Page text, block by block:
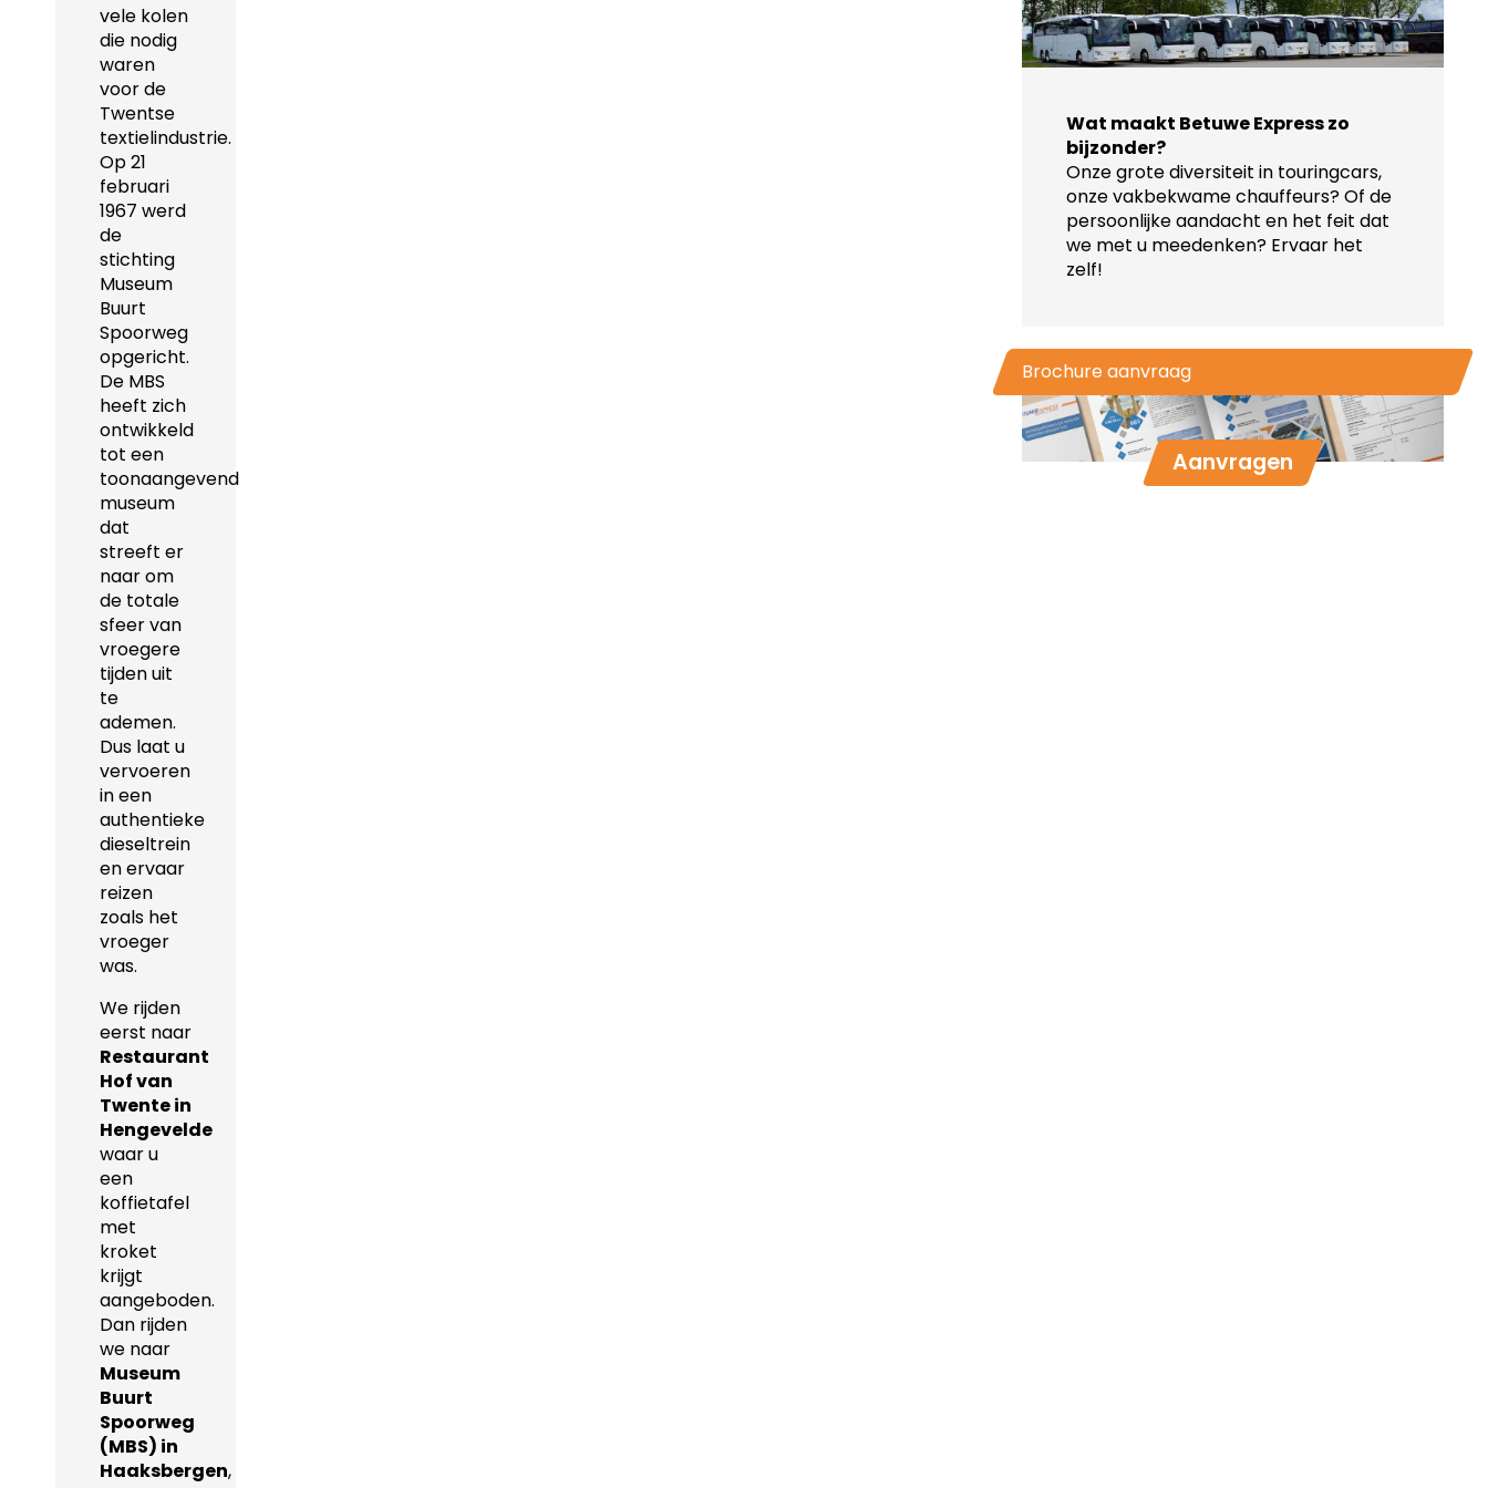
vele kolen
die nodig
waren
voor de
Twentse
textielindustrie.
Op 21
februari
1967 werd
de
stichting
Museum
Buurt
Spoorweg
opgericht.
De MBS
heeft zich
ontwikkeld
tot een
toonaangevend
museum
dat
streeft er
naar om
de totale
sfeer van
vroegere
tijden uit
te
ademen.
Dus laat u
vervoeren
in een
authentieke
dieseltrein
en ervaar
reizen
zoals het
vroeger
was.
We rijden
eerst naar
Restaurant
Hof van
Twente in
Hengevelde
waar u
een
koffietafel
met
kroket
krijgt
aangeboden.
Dan rijden
we naar
Museum
Buurt
Spoorweg
(MBS) in
Haaksbergen,
Wat maakt Betuwe Express zo
bijzonder?
Onze grote diversiteit in touringcars,
onze vakbekwame chauffeurs? Of de
persoonlijke aandacht en het feit dat
we met u meedenken? Ervaar het
zelf!
Brochure aanvraag
Aanvragen